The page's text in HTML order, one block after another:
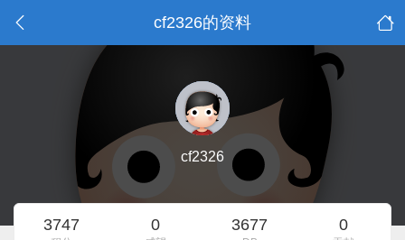
cf2326的资料
cf2326
3747 0 3677 0